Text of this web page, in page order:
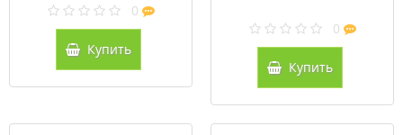
0
Купить
0
Купить